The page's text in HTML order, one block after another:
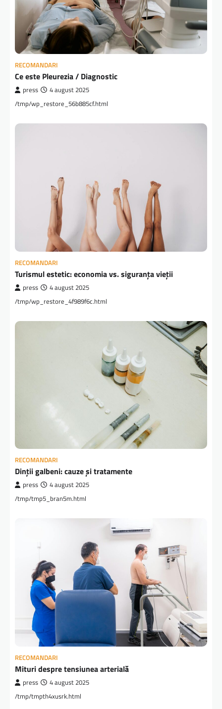
RECOMANDARI
Ce este Pleurezia / Diagnostic
press 4 august 2025
/tmp/wp_restore_56b885cf.html
RECOMANDARI
Turismul estetic: economia vs. siguranța vieții
press 4 august 2025
/tmp/wp_restore_4f989f6c.html
RECOMANDARI
Dinții galbeni: cauze și tratamente
press 4 august 2025
/tmp/tmp5_bran5m.html
RECOMANDARI
Mituri despre tensiunea arterială
press 4 august 2025
/tmp/tmpth4xusrk.html